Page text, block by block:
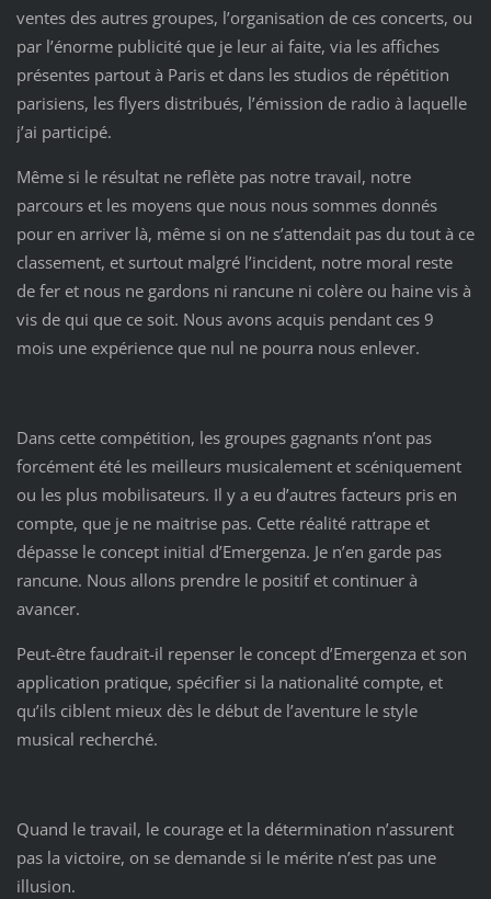
ventes des autres groupes, l’organisation de ces concerts, ou
par l’énorme publicité que je leur ai faite, via les affiches
présentes partout à Paris et dans les studios de répétition
parisiens, les flyers distribués, l’émission de radio à laquelle
j’ai participé.
Même si le résultat ne reflète pas notre travail, notre
parcours et les moyens que nous nous sommes donnés
pour en arriver là, même si on ne s’attendait pas du tout à ce
classement, et surtout malgré l’incident, notre moral reste
de fer et nous ne gardons ni rancune ni colère ou haine vis à
vis de qui que ce soit. Nous avons acquis pendant ces 9
mois une expérience que nul ne pourra nous enlever.
Dans cette compétition, les groupes gagnants n’ont pas
forcément été les meilleurs musicalement et scéniquement
ou les plus mobilisateurs. Il y a eu d’autres facteurs pris en
compte, que je ne maitrise pas. Cette réalité rattrape et
dépasse le concept initial d’Emergenza. Je n’en garde pas
rancune. Nous allons prendre le positif et continuer à
avancer.
Peut-être faudrait-il repenser le concept d’Emergenza et son
application pratique, spécifier si la nationalité compte, et
qu’ils ciblent mieux dès le début de l’aventure le style
musical recherché.
Quand le travail, le courage et la détermination n’assurent
pas la victoire, on se demande si le mérite n’est pas une
illusion.